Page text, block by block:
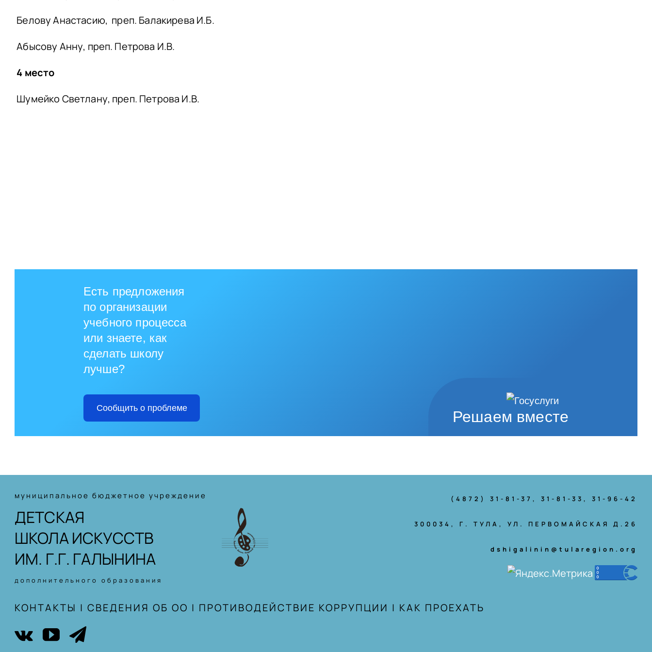
Белову Анастасию, преп. Балакирева И.Б.
Абысову Анну, преп. Петрова И.В.
4 место
Шумейко Светлану, преп. Петрова И.В.
Решаем вместе
Есть предложения
по организации
учебного процесса
или знаете, как
сделать школу
лучше?
Сообщить о проблеме
муниципальное бюджетное учреждение
ДЕТСКАЯ
ШКОЛА ИСКУССТВ
ИМ. Г.Г. ГАЛЫНИНА
дополнительного образования
(4872) 31-81-37, 31-81-33, 31-96-42
300034, Г. ТУЛА, УЛ. ПЕРВОМАЙСКАЯ Д.26
dshigalinin@tularegion.org
КОНТАКТЫ | СВЕДЕНИЯ ОБ ОО | ПРОТИВОДЕЙСТВИЕ КОРРУПЦИИ | КАК ПРОЕХАТЬ